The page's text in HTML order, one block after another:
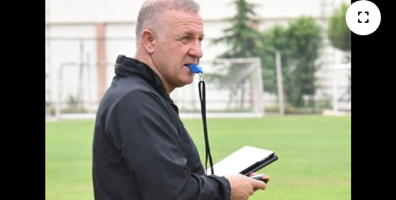
İskilip
Kargı
Mecitözü
Son Dakika Haberleri
Haber Arşivi